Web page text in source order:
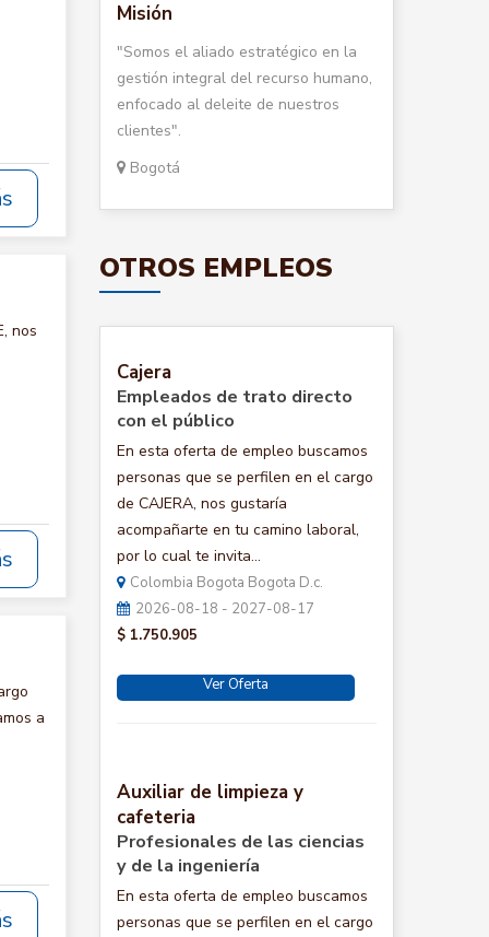
nos
a
Misión
"Somos el aliado estratégico en la
gestión integral del recurso humano,
enfocado al deleite de nuestros
clientes".
Bogotá
OTROS EMPLEOS
Cajera
Empleados de trato directo
con el público
En esta oferta de empleo buscamos
personas que se perfilen en el cargo
de CAJERA, nos gustaría
acompañarte en tu camino laboral,
por lo cual te invita...
Colombia Bogota Bogota D.c.
2026-08-18 - 2027-08-17
$ 1.750.905
Ver Oferta
Auxiliar de limpieza y
cafeteria
Profesionales de las ciencias
y de la ingeniería
En esta oferta de empleo buscamos
personas que se perfilen en el cargo